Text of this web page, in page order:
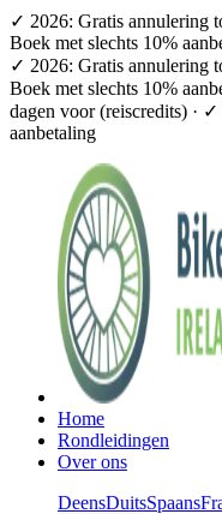
✓ 2026: Gratis annulering
Boek met slechts 10%
✓ 2026: Gratis annulering
Boek met slechts 10%
dagen voor (reiscredits) ·
aanbetaling
Home
Rondleidingen
Over ons
DeensDuitsSpaans